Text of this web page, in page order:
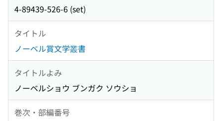
4-89439-526-6 (set)
タイトル
ノーベル賞文学叢書
タイトルよみ
ノーベルショウ ブンガク ソウショ
巻次・部編番号